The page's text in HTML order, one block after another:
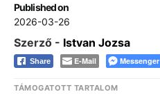
Published on
2026-03-26
Szerző - Istvan Jozsa
Share E-Mail Messenger
TÁMOGATOTT TARTALOM